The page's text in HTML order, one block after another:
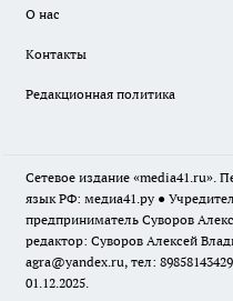
О нас
Контакты
Редакционная политика
Сетевое издание «media41.ru».
язык РФ: медиа41.ру ●
предприниматель Суворов
редактор: Суворов Алексей
agra@yandex.ru, тел:
01.12.2025.